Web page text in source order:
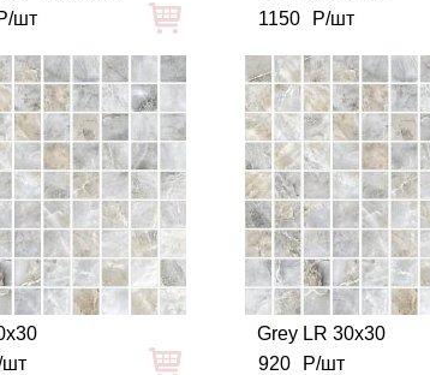
шт
1150
Р/шт
шт
Grey LR 30x30
920
Р/шт